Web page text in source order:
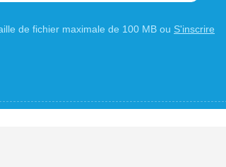
de fichier maximale de 100 MB ou S'inscrire